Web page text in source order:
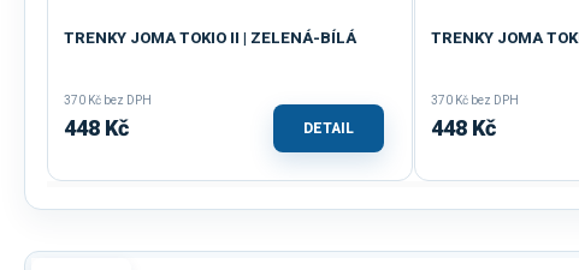
TRENKY JOMA TOKIO II | ZELENÁ-BÍLÁ
370 Kč bez DPH
448 Kč DETAIL
TRENKY JOMA
370 Kč bez DPH
448 Kč